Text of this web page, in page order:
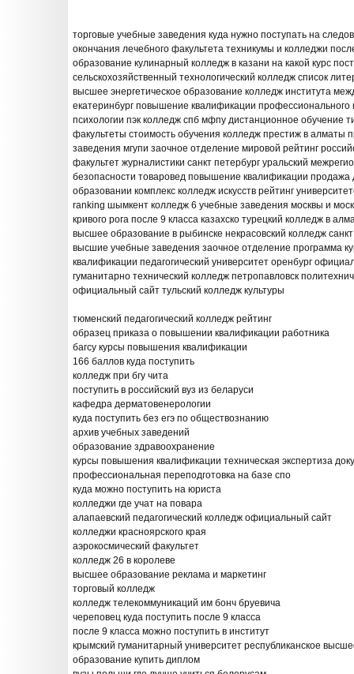
торговые учебные заведения куда нужно поступать на
окончания лечебного факультета техникумы и колледжи
образование кулинарный колледж в казани на какой курс
сельскохозяйственный технологический колледж список
высшее энергетическое образование колледж института
екатеринбург повышение квалификации профессионального
психологии пэк колледж спб мфпу дистанционное обучение
факультеты стоимость обучения колледж престиж в алматы
заведения мгупи заочное отделение мировой рейтинг
факультет журналистики санкт петербург уральский
безопасности товаровед повышение квалификации
образовании комплекс колледж искусств рейтинг
ranking шымкент колледж 6 учебные заведения москвы и
кривого рога после 9 класса казахско турецкий колледж в
высшее образование в рыбинске некрасовский колледж
высшие учебные заведения заочное отделение программа
квалификации педагогический университет оренбург
гуманитарно технический колледж петропавловск
официальный сайт тульский колледж культуры
тюменский педагогический колледж рейтинг
образец приказа о повышении квалификации работника
багсу курсы повышения квалификации
166 баллов куда поступить
колледж при бгу чита
поступить в российский вуз из беларуси
кафедра дерматовенерологии
куда поступить без егэ по обществознанию
архив учебных заведений
образование здравоохранение
курсы повышения квалификации техническая экспертиза
профессиональная переподготовка на базе спо
куда можно поступить на юриста
колледжи где учат на повара
алапаевский педагогический колледж официальный сайт
колледжи красноярского края
аэрокосмический факультет
колледж 26 в королеве
высшее образование реклама и маркетинг
торговый колледж
колледж телекоммуникаций им бонч бруевича
череповец куда поступить после 9 класса
после 9 класса можно поступить в институт
крымский гуманитарный университет республиканское
образование купить диплом